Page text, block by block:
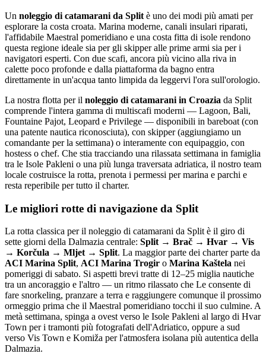
Un noleggio di catamarani da Split è uno dei modi più amati per
esplorare la costa croata. Marina moderne, canali insulari riparati,
l'affidabile Maestral pomeridiano e una costa fitta di isole rendono
questa regione ideale sia per gli skipper alle prime armi sia per i
navigatori esperti. Con due scafi, ancora più vicino alla riva in
calette poco profonde e dalla piattaforma da bagno entra
direttamente in un'acqua tanto limpida da leggervi l'ora sull'orologio.
La nostra flotta per il noleggio di catamarani in Croazia da Split
comprende l'intera gamma di multiscafi moderni — Lagoon, Bali,
Fountaine Pajot, Leopard e Privilege — disponibili in bareboat (con
una patente nautica riconosciuta), con skipper (aggiungiamo un
comandante per la settimana) o interamente con equipaggio, con
hostess o chef. Che stia tracciando una rilassata settimana in famiglia
tra le Isole Pakleni o una più lunga traversata adriatica, il nostro team
locale costruisce la rotta, prenota i permessi per marina e parchi e
resta reperibile per tutto il charter.
Le migliori rotte di navigazione da Split
La rotta classica per il noleggio di catamarani da Split è il giro di
sette giorni della Dalmazia centrale: Split → Brač → Hvar → Vis
→ Korčula → Mljet → Split. La maggior parte dei charter parte da
ACI Marina Split, ACI Marina Trogir o Marina Kaštela nei
pomeriggi di sabato. Si aspetti brevi tratte di 12–25 miglia nautiche
tra un ancoraggio e l'altro — un ritmo rilassato che Le consente di
fare snorkeling, pranzare a terra e raggiungere comunque il prossimo
ormeggio prima che il Maestral pomeridiano tocchi il suo culmine. A
metà settimana, spinga a ovest verso le Isole Pakleni al largo di Hvar
Town per i tramonti più fotografati dell'Adriatico, oppure a sud
verso Vis Town e Komiža per l'atmosfera isolana più autentica della
Dalmazia.